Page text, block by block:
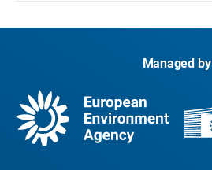
Managed by